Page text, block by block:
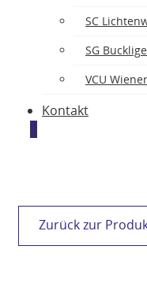
SC
SG
VCU
Kontakt
0
Zurück zur